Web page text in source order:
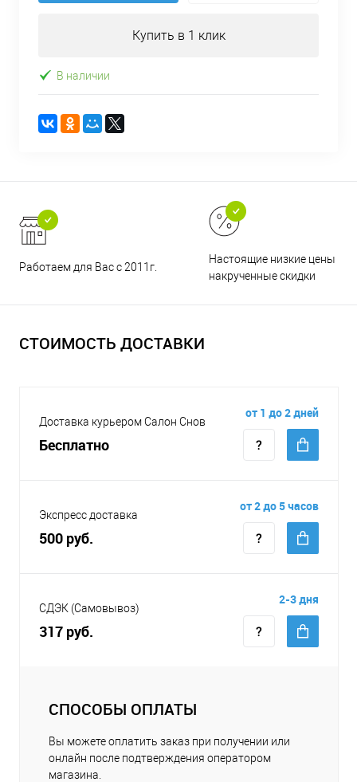
Купить в 1 клик
В наличии
Работаем для Вас с 2011г.
Настоящие низкие цены и
накрученные скидки
СТОИМОСТЬ ДОСТАВКИ
Доставка курьером Салон Снов
Бесплатно
от 1 до 2 дней
Экспресс доставка
500 руб.
от 2 до 5 часов
СДЭК (Самовывоз)
317 руб.
2-3 дня
СПОСОБЫ ОПЛАТЫ
Вы можете оплатить заказ при получении или
онлайн после подтверждения оператором
магазина.